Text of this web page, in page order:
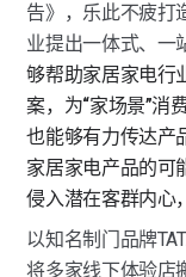
告》，乐此不疲打
业提出一体式、一
够帮助家居家电行
案，为“家场景”消
也能够有力传达产
家居家电产品的可
侵入潜在客群内心
以知名制门品牌
将多家线下体验店